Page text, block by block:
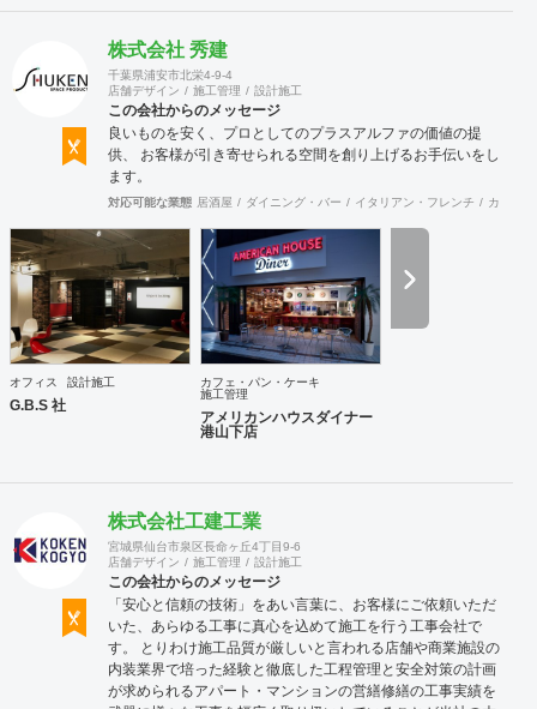
株式会社 秀建
千葉県浦安市北栄4-9-4
店舗デザイン
施工管理 設計施工
この会社からのメッセージ
良いものを安く、プロとしてのプラスアルファの価値の提
供、 お客様が引き寄せられる空間を創り上げるお手伝いをし
ます。
対応可能な業態 居酒屋 ダイニング・バー イタリアン・フレンチ カフェ
オフィス 設計施工
G.B.S 社
カフェ・パン・ケーキ
施工管理
アメリカンハウスダイナー
港山下店
株式会社工建工業
宮城県仙台市泉区長命ヶ丘4丁目9-6
店舗デザイン
施工管理 設計施工
この会社からのメッセージ
「安心と信頼の技術」をあい言葉に、お客様にご依頼いただ
いた、あらゆる工事に真心を込めて施工を行う工事会社で
す。 とりわけ施工品質が厳しいと言われる店舗や商業施設の
内装業界で培った経験と徹底した工程管理と安全対策の計画
が求められるアパート・マンションの営繕修繕の工事実績を